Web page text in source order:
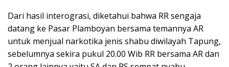
Dari hasil interograsi, diketahui bahwa RR sengaja
datang ke Pasar Plamboyan bersama temannya AR
untuk menjual narkotika jenis shabu diwilayah Tapung,
sebelumnya sekira pukul 20.00 Wib RR bersama AR dan